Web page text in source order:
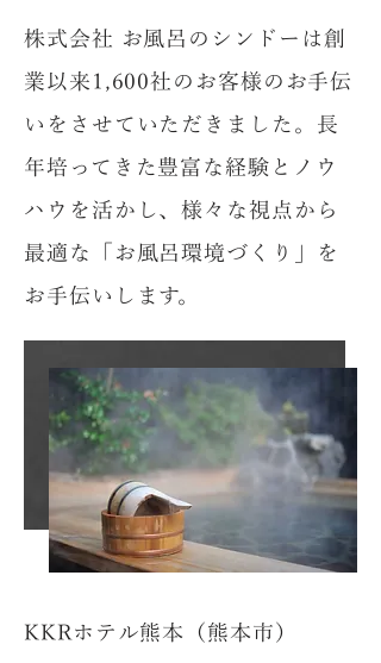
株式会社 お風呂のシンドーは創
業以来1,600社のお客様のお手伝
いをさせていただきました。長
年培ってきた豊富な経験とノウ
ハウを活かし、様々な視点から
最適な「お風呂環境づくり」を
お手伝いします。
KKRホテル熊本（熊本市）